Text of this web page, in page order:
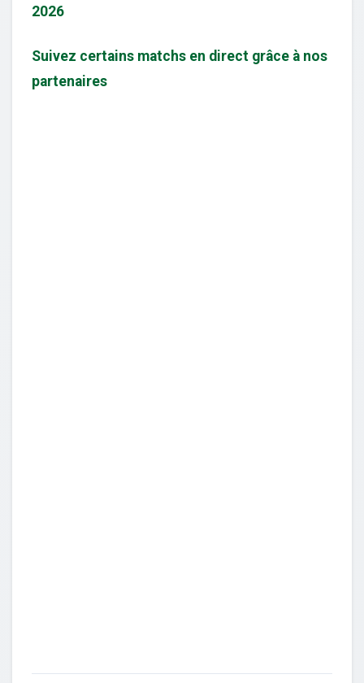
2026
Suivez certains matchs en direct grâce à nos
partenaires